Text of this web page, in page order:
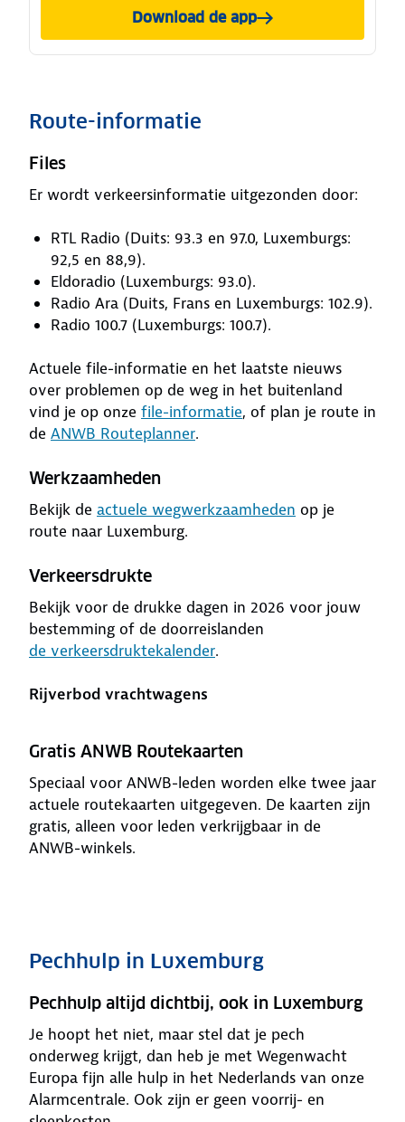
Download de app
Route-informatie
Files
Er wordt verkeersinformatie uitgezonden door:
RTL Radio (Duits: 93.3 en 97.0, Luxemburgs:
92,5 en 88,9).
Eldoradio (Luxemburgs: 93.0).
Radio Ara (Duits, Frans en Luxemburgs: 102.9).
Radio 100.7 (Luxemburgs: 100.7).
Actuele file-informatie en het laatste nieuws
over problemen op de weg in het buitenland
vind je op onze file-informatie, of plan je route in
de ANWB Routeplanner.
Werkzaamheden
Bekijk de actuele wegwerkzaamheden op je
route naar Luxemburg.
Verkeersdrukte
Bekijk voor de drukke dagen in 2026 voor jouw
bestemming of de doorreislanden
de verkeersdruktekalender.
Rijverbod vrachtwagens
Gratis ANWB Routekaarten
Speciaal voor ANWB-leden worden elke twee jaar
actuele routekaarten uitgegeven. De kaarten zijn
gratis, alleen voor leden verkrijgbaar in de
ANWB-winkels.
Pechhulp in Luxemburg
Pechhulp altijd dichtbij, ook in Luxemburg
Je hoopt het niet, maar stel dat je pech
onderweg krijgt, dan heb je met Wegenwacht
Europa fijn alle hulp in het Nederlands van onze
Alarmcentrale. Ook zijn er geen voorrij- en